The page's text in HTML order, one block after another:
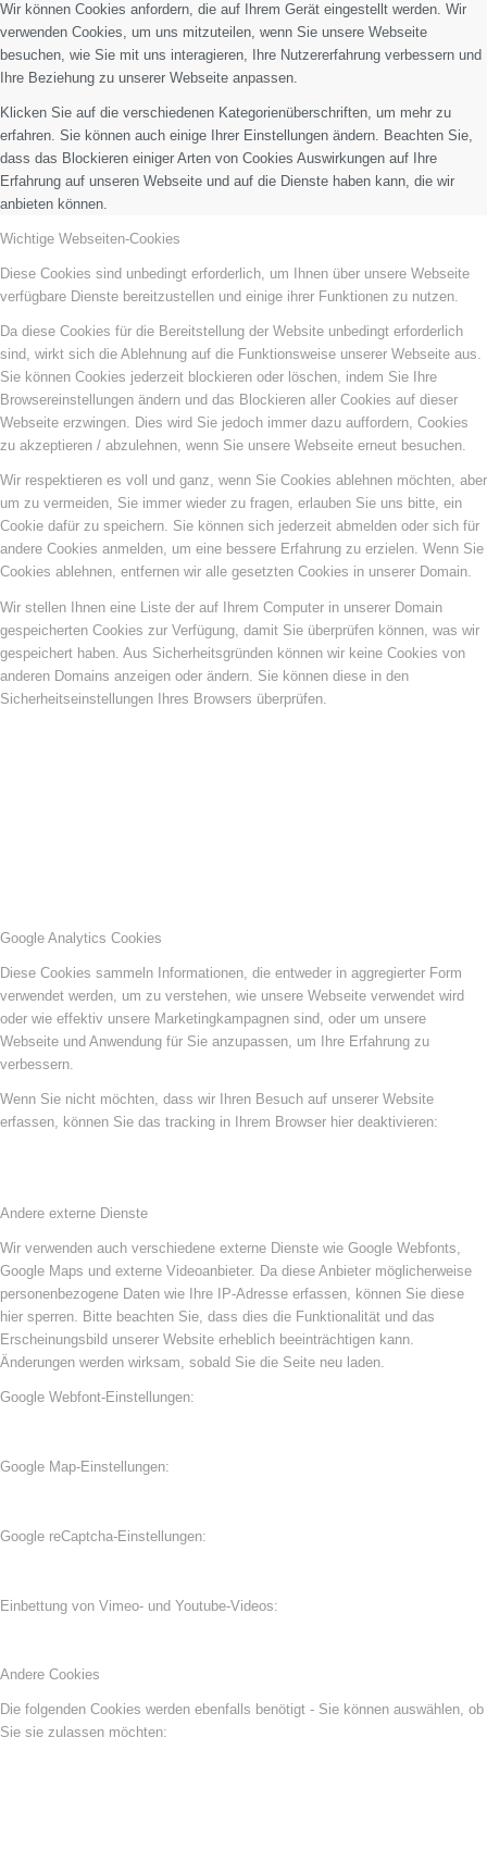
Wir können Cookies anfordern, die auf Ihrem Gerät eingestellt werden. Wir
verwenden Cookies, um uns mitzuteilen, wenn Sie unsere Webseite
besuchen, wie Sie mit uns interagieren, Ihre Nutzererfahrung verbessern und
Ihre Beziehung zu unserer Webseite anpassen.
Klicken Sie auf die verschiedenen Kategorienüberschriften, um mehr zu
erfahren. Sie können auch einige Ihrer Einstellungen ändern. Beachten Sie,
dass das Blockieren einiger Arten von Cookies Auswirkungen auf Ihre
Erfahrung auf unseren Webseite und auf die Dienste haben kann, die wir
anbieten können.
Wichtige Webseiten-Cookies
Diese Cookies sind unbedingt erforderlich, um Ihnen über unsere Webseite
verfügbare Dienste bereitzustellen und einige ihrer Funktionen zu nutzen.
Da diese Cookies für die Bereitstellung der Website unbedingt erforderlich
sind, wirkt sich die Ablehnung auf die Funktionsweise unserer Webseite aus.
Sie können Cookies jederzeit blockieren oder löschen, indem Sie Ihre
Browsereinstellungen ändern und das Blockieren aller Cookies auf dieser
Webseite erzwingen. Dies wird Sie jedoch immer dazu auffordern, Cookies
zu akzeptieren / abzulehnen, wenn Sie unsere Webseite erneut besuchen.
Wir respektieren es voll und ganz, wenn Sie Cookies ablehnen möchten, aber
um zu vermeiden, Sie immer wieder zu fragen, erlauben Sie uns bitte, ein
Cookie dafür zu speichern. Sie können sich jederzeit abmelden oder sich für
andere Cookies anmelden, um eine bessere Erfahrung zu erzielen. Wenn Sie
Cookies ablehnen, entfernen wir alle gesetzten Cookies in unserer Domain.
Wir stellen Ihnen eine Liste der auf Ihrem Computer in unserer Domain
gespeicherten Cookies zur Verfügung, damit Sie überprüfen können, was wir
gespeichert haben. Aus Sicherheitsgründen können wir keine Cookies von
anderen Domains anzeigen oder ändern. Sie können diese in den
Sicherheitseinstellungen Ihres Browsers überprüfen.
Google Analytics Cookies
Diese Cookies sammeln Informationen, die entweder in aggregierter Form
verwendet werden, um zu verstehen, wie unsere Webseite verwendet wird
oder wie effektiv unsere Marketingkampagnen sind, oder um unsere
Webseite und Anwendung für Sie anzupassen, um Ihre Erfahrung zu
verbessern.
Wenn Sie nicht möchten, dass wir Ihren Besuch auf unserer Website
erfassen, können Sie das tracking in Ihrem Browser hier deaktivieren:
Andere externe Dienste
Wir verwenden auch verschiedene externe Dienste wie Google Webfonts,
Google Maps und externe Videoanbieter. Da diese Anbieter möglicherweise
personenbezogene Daten wie Ihre IP-Adresse erfassen, können Sie diese
hier sperren. Bitte beachten Sie, dass dies die Funktionalität und das
Erscheinungsbild unserer Website erheblich beeinträchtigen kann.
Änderungen werden wirksam, sobald Sie die Seite neu laden.
Google Webfont-Einstellungen:
Google Map-Einstellungen:
Google reCaptcha-Einstellungen:
Einbettung von Vimeo- und Youtube-Videos:
Andere Cookies
Die folgenden Cookies werden ebenfalls benötigt - Sie können auswählen, ob
Sie sie zulassen möchten: